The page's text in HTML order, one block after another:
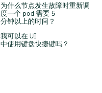
为什么节点发生故障时重新调
度一个 pod 需要 5
分钟以上的时间？
我可以在 UI
中使用键盘快捷键吗？